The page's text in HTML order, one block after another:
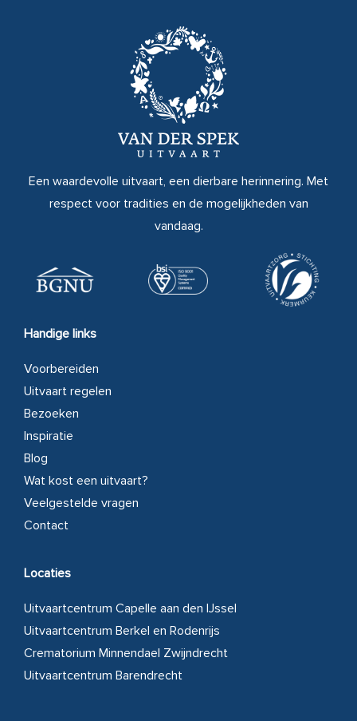
Een waardevolle uitvaart, een dierbare herinnering. Met
respect voor tradities en de mogelijkheden van
vandaag.
Handige links
Voorbereiden
Uitvaart regelen
Bezoeken
Inspiratie
Blog
Wat kost een uitvaart?
Veelgestelde vragen
Contact
Locaties
Uitvaartcentrum Capelle aan den IJssel
Uitvaartcentrum Berkel en Rodenrijs
Crematorium Minnendael Zwijndrecht
Uitvaartcentrum Barendrecht